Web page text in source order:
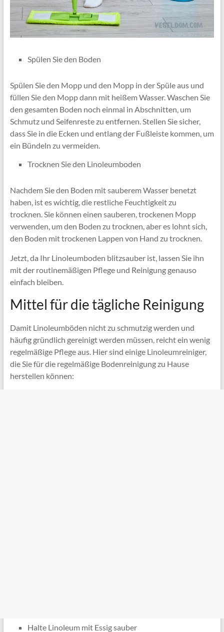
Spülen Sie den Boden
Spülen Sie den Mopp und den Mopp in der Spüle aus und
füllen Sie den Mopp dann mit heißem Wasser. Waschen Sie
den gesamten Boden noch einmal in Abschnitten, um
Schmutz und Seifenreste zu entfernen. Stellen Sie sicher,
dass Sie in die Ecken und entlang der Fußleiste kommen, um
ein Bündeln zu vermeiden.
Trocknen Sie den Linoleumboden
Nachdem Sie den Boden mit sauberem Wasser benetzt
haben, ist es wichtig, die restliche Feuchtigkeit zu
trocknen. Sie können einen sauberen, trockenen Mopp
verwenden, um den Boden zu trocknen, aber es lohnt sich,
den Boden mit trockenen Lappen von Hand zu trocknen.
Jetzt, da Ihr Linoleumboden blitzsauber ist, lassen Sie ihn
mit der routinemäßigen Pflege und Reinigung genauso
einfach bleiben.
Mittel für die tägliche Reinigung
Damit Linoleumböden nicht zu schmutzig werden und
häufig gründlich gereinigt werden müssen, reicht ein wenig
regelmäßige Pflege aus. Hier sind einige Linoleumreiniger,
die Sie für die regelmäßige Bodenreinigung zu Hause
herstellen können:
Halte Linoleum mit Essig sauber